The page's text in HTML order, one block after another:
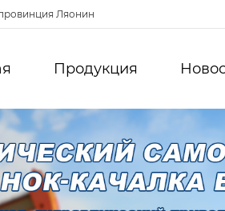
Ляонин
Продукция